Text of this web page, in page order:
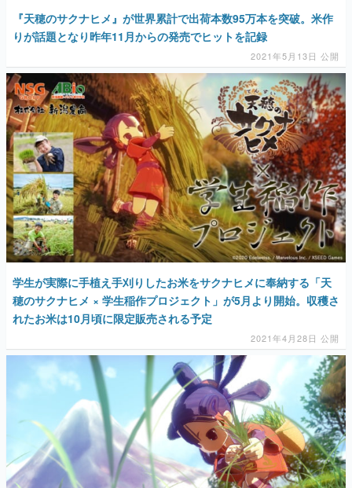
ゲームが変えた日本語
「経験値」「裏技」「ラスボス」… ゲームにまつわる言葉
の起源や用法の変遷を、コンピューター文化史研究家・タ
イニーP氏が徹底調査。
カテゴリ
特集記事
マンガ
女性向け
アプリレビュー
その他
電ファミニコゲーマーとは？
運営：株式会社マレ
『天穂のサクナヒメ』が世界累計で出荷本数95万本を突破。米作
りが話題となり昨年11月からの発売でヒットを記録
2021年5月13日 公開
学生が実際に手植え手刈りしたお米をサクナヒメに奉納する「天
穂のサクナヒメ × 学生稲作プロジェクト」が5月より開始。収穫さ
れたお米は10月頃に限定販売される予定
2021年4月28日 公開